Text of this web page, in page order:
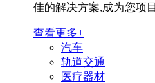
佳的解决方案,成为您项
查看更多+
汽车
轨道交通
医疗器材